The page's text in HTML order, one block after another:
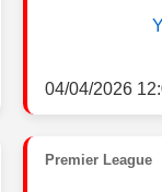
04/04/2026
Premier League